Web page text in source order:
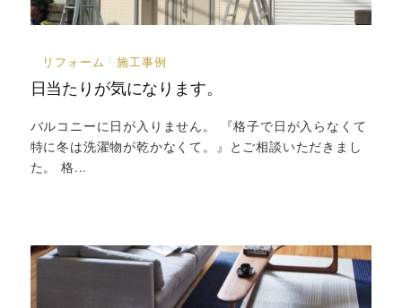
リフォーム / 施工事例
日当たりが気になります。
バルコニーに日が入りません。 『格子で日が入らなくて
特に冬は洗濯物が乾かなくて。』とご相談いただきまし
た。 格...